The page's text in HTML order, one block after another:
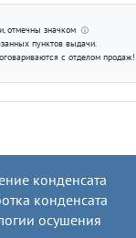
, отмечны значком ⓘ
пунктов выдачи.
с отделом продаж!
конденсата
конденсата
осушения